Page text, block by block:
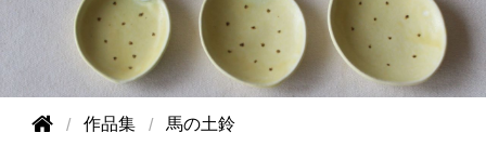
作品集 馬の土鈴